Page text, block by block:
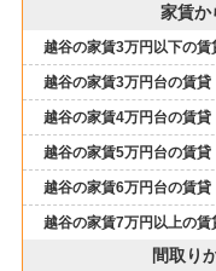
家賃か
越谷の家賃3万円以下の賃
越谷の家賃3万円台の賃貸
越谷の家賃4万円台の賃貸
越谷の家賃5万円台の賃貸
越谷の家賃6万円台の賃貸
越谷の家賃7万円以上の賃
間取り